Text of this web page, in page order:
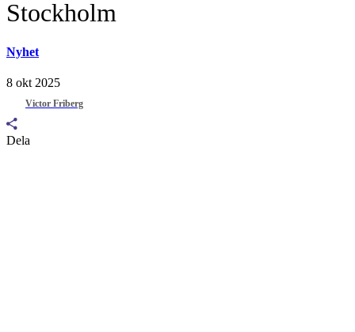
Stockholm
Nyhet
8 okt 2025
Victor Friberg
Dela